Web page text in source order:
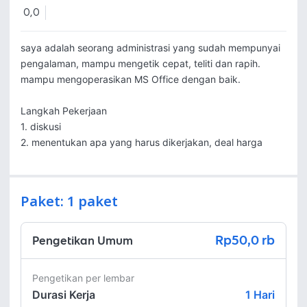
0,0
saya adalah seorang administrasi yang sudah mempunyai
pengalaman, mampu mengetik cepat, teliti dan rapih.
mampu mengoperasikan MS Office dengan baik.
Langkah Pekerjaan
1. diskusi
2. menentukan apa yang harus dikerjakan, deal harga
Paket: 1 paket
Pengetikan Umum Rp50,0 rb
Pengetikan per lembar
Durasi Kerja 1 Hari